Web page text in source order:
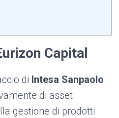
Capital
di Intesa Sanpaolo
di asset
gestione di prodotti